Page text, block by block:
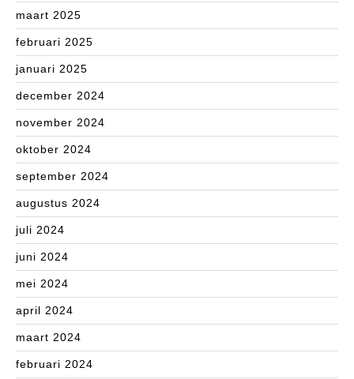
maart 2025
februari 2025
januari 2025
december 2024
november 2024
oktober 2024
september 2024
augustus 2024
juli 2024
juni 2024
mei 2024
april 2024
maart 2024
februari 2024